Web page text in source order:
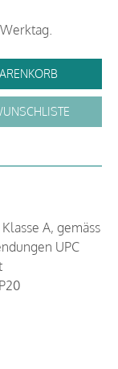
A, gemäss
UPC